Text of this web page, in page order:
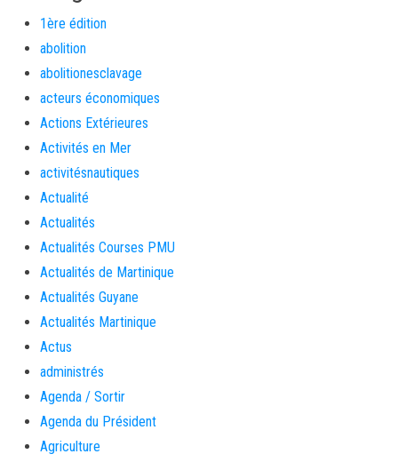
1ère édition
abolition
abolitionesclavage
acteurs économiques
Actions Extérieures
Activités en Mer
activitésnautiques
Actualité
Actualités
Actualités Courses PMU
Actualités de Martinique
Actualités Guyane
Actualités Martinique
Actus
administrés
Agenda / Sortir
Agenda du Président
Agriculture